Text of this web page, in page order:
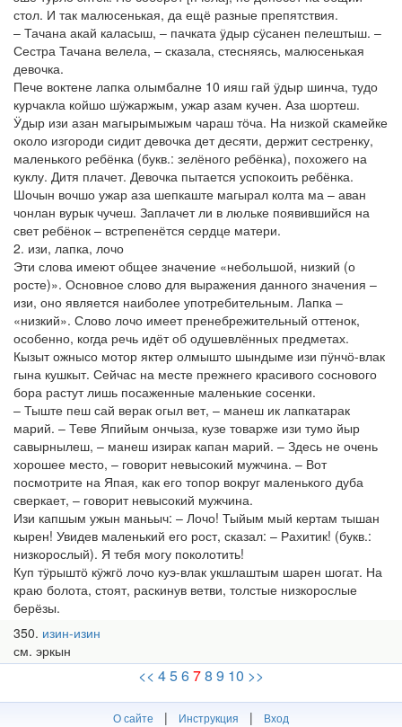
стол. И так малюсенькая, да ещё разные препятствия.
– Тачана акай каласыш, – пачката ӱдыр сӱсанен пелештыш. –
Сестра Тачана велела, – сказала, стесняясь, малюсенькая
девочка.
Пече воктене лапка олымбалне 10 ияш гай ӱдыр шинча, тудо
курчакла койшо шӱжаржым, ужар азам кучен. Аза шортеш.
Ӱдыр изи азан магырымыжым чараш тӧча. На низкой скамейке
около изгороди сидит девочка дет десяти, держит сестренку,
маленького ребёнка (букв.: зелёного ребёнка), похожего на
куклу. Дитя плачет. Девочка пытается успокоить ребёнка.
Шочын вочшо ужар аза шепкаште магырал колта ма – аван
чонлан вурык чучеш. Заплачет ли в люльке появившийся на
свет ребёнок – встрепенётся сердце матери.
2. изи, лапка, лочо
Эти слова имеют общее значение «небольшой, низкий (о
росте)». Основное слово для выражения данного значения –
изи, оно является наиболее употребительным. Лапка –
«низкий». Слово лочо имеет пренебрежительный оттенок,
особенно, когда речь идёт об одушевлённых предметах.
Кызыт ожнысо мотор яктер олмышто шындыме изи пӱнчӧ-влак
гына кушкыт. Сейчас на месте прежнего красивого соснового
бора растут лишь посаженные маленькие сосенки.
– Тыште пеш сай верак огыл вет, – манеш ик лапкатарак
марий. – Теве Япийым ончыза, кузе товарже изи тумо йыр
савырнылеш, – манеш изирак капан марий. – Здесь не очень
хорошее место, – говорит невысокий мужчина. – Вот
посмотрите на Япая, как его топор вокруг маленького дуба
сверкает, – говорит невысокий мужчина.
Изи капшым ужын маньыч: – Лочо! Тыйым мый кертам тышан
кырен! Увидев маленький его рост, сказал: – Рахитик! (букв.:
низкорослый). Я тебя могу поколотить!
Куп тӱрыштӧ кӱжгӧ лочо куэ-влак укшлаштым шарен шогат. На
краю болота, стоят, раскинув ветви, толстые низкорослые
берёзы.
350 изин-изин
см. эркын
<< 45678 9 10 >>
О сайте | Инструкция | Вход